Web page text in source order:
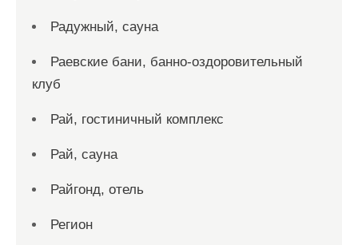
Радужный, сауна
Раевские бани, банно-оздоровительный
клуб
Рай, гостиничный комплекс
Рай, сауна
Райгонд, отель
Регион